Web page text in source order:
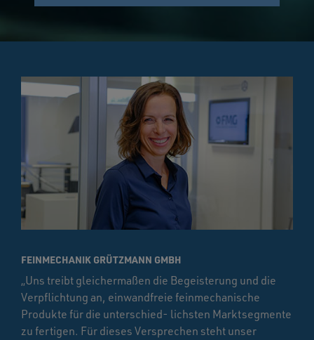
FEINMECHANIK GRÜTZMANN GMBH
„Uns treibt gleichermaßen die Begeisterung und die
Verpflichtung an, einwandfreie feinmechanische
Produkte für die unterschied- lichsten Marktsegmente
zu fertigen. Für dieses Versprechen steht unser